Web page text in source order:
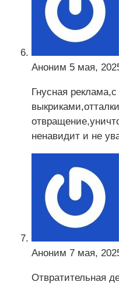
Аноним 5 мая,
Гнусная
ненавидит и не
Аноним 7 мая,
Отвратительная